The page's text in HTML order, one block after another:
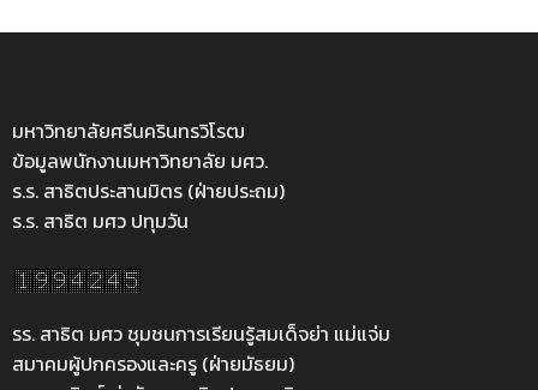
มหาวิทยาลัยศรีนครินทรวิโรฒ
ข้อมูลพนักงานมหาวิทยาลัย มศว.
ร.ร. สาธิตประสานมิตร (ฝ่ายประถม)
ร.ร. สาธิต มศว ปทุมวัน
รร. สาธิต มศว ชุมชนการเรียนรู้สมเด็จย่า แม่แจ่ม
สมาคมผู้ปกครองและครู (ฝ่ายมัธยม)